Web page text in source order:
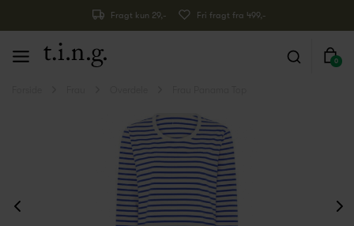
Fragt kun 29,- Fri fragt fra 499,-
0